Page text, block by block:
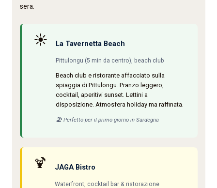
sera.
☀️ La Tavernetta Beach
Pittulongu (5 min da centro), beach club
Beach club e ristorante affacciato sulla
spiaggia di Pittulongu. Pranzo leggero,
cocktail, aperitivi sunset. Lettini a
disposizione. Atmosfera holiday ma raffinata.
🏖️ Perfetto per il primo giorno in Sardegna
🍹 JAGA Bistro
Waterfront, cocktail bar & ristorazione